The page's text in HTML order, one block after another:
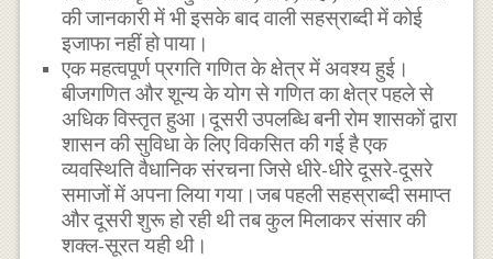
की जानकारी में भी इसके बाद वाली सहस्राब्दी में कोई
इजाफा नहीं हो पाया।
एक महत्वपूर्ण प्रगति गणित के क्षेत्र में अवश्य हुई।
बीजगणित और शून्य के योग से गणित का क्षेत्र पहले से
अधिक विस्तृत हुआ।दूसरी उपलब्धि बनी रोम शासकों द्वारा
शासन की सुविधा के लिए विकसित की गई है एक
व्यवस्थिति वैधानिक संरचना जिसे धीरे-धीरे दूसरे-दूसरे
समाजों में अपना लिया गया।जब पहली सहस्राब्दी समाप्त
और दूसरी शुरू हो रही थी तब कुल मिलाकर संसार की
शक्ल-सूरत यही थी।